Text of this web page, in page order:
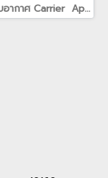
เครื่องปรับอากาศ Carrier Apollo II เครื่องปรับอากาศ Carrier Apollo II ดีไซน์อย่างใส่ใจในทุกแง่มุม ช่วยจ่ายลมเย็นได้ไกลถึงทุกความต้องการ ให้มากกว่าความเย็น ความทรงพลัง และการประหยัดไฟ เครื่องปรับอากาศรุ่น Apollo II ยังช่วยกำจัดเสียงรบกวน ได้มากกว่าและให